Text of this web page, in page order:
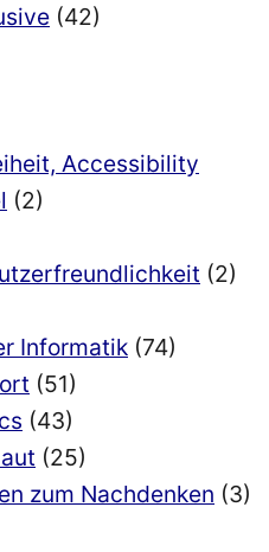
(42)
Accessibility
(2)
(2)
Informatik (74)
(51)
(43)
(25)
zum Nachdenken (3)